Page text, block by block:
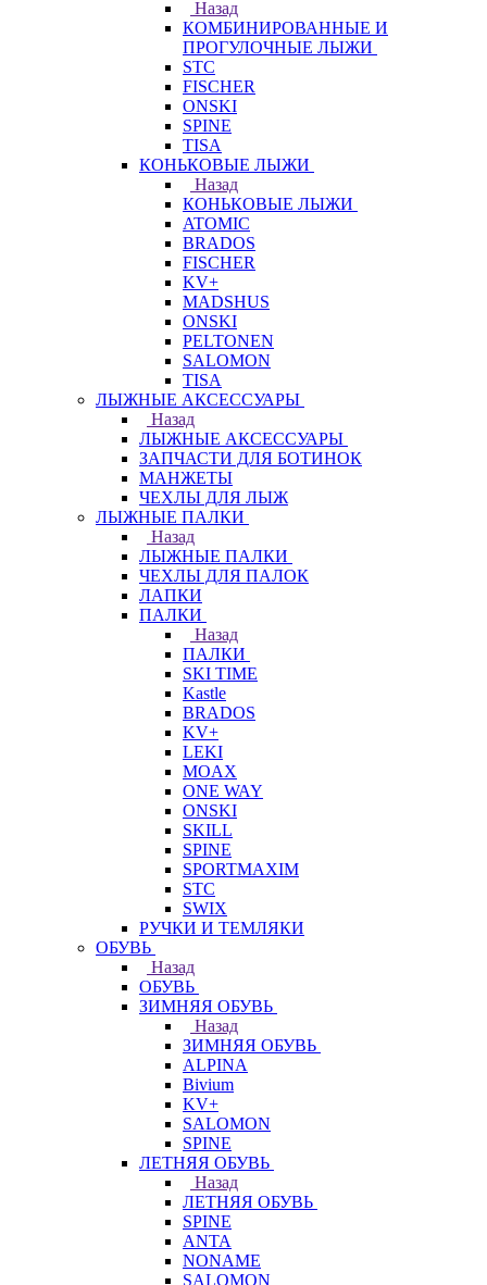
Назад
КОМБИНИРОВАННЫЕ И
ПРОГУЛОЧНЫЕ ЛЫЖИ
STC
FISCHER
ONSKI
SPINE
TISA
КОНЬКОВЫЕ ЛЫЖИ
Назад
КОНЬКОВЫЕ ЛЫЖИ
ATOMIC
BRADOS
FISCHER
KV+
MADSHUS
ONSKI
PELTONEN
SALOMON
TISA
ЛЫЖНЫЕ АКСЕССУАРЫ
Назад
ЛЫЖНЫЕ АКСЕССУАРЫ
ЗАПЧАСТИ ДЛЯ БОТИНОК
МАНЖЕТЫ
ЧЕХЛЫ ДЛЯ ЛЫЖ
ЛЫЖНЫЕ ПАЛКИ
Назад
ЛЫЖНЫЕ ПАЛКИ
ЧЕХЛЫ ДЛЯ ПАЛОК
ЛАПКИ
ПАЛКИ
Назад
ПАЛКИ
SKI TIME
Kastle
BRADOS
KV+
LEKI
MOAX
ONE WAY
ONSKI
SKILL
SPINE
SPORTMAXIM
STC
SWIX
РУЧКИ И ТЕМЛЯКИ
ОБУВЬ
Назад
ОБУВЬ
ЗИМНЯЯ ОБУВЬ
Назад
ЗИМНЯЯ ОБУВЬ
ALPINA
Bivium
KV+
SALOMON
SPINE
ЛЕТНЯЯ ОБУВЬ
Назад
ЛЕТНЯЯ ОБУВЬ
SPINE
ANTA
NONAME
SALOMON